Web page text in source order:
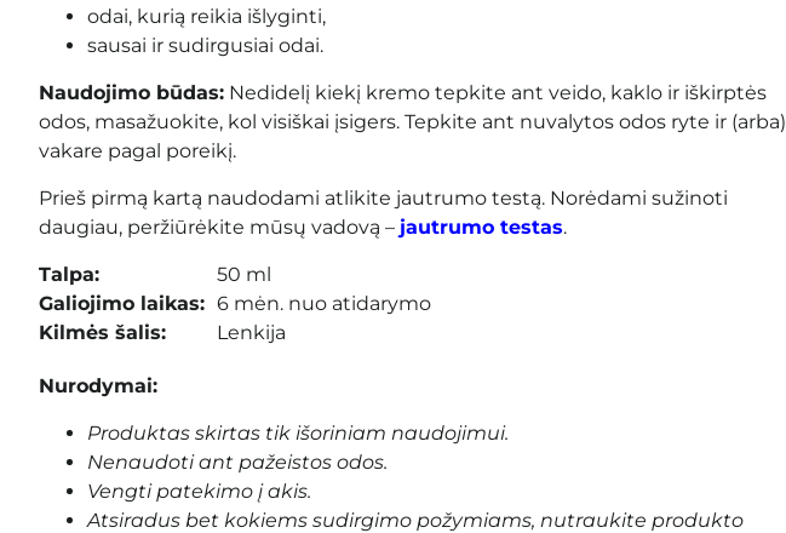
odai, kurią reikia išlyginti,
sausai ir sudirgusiai odai.
Naudojimo būdas: Nedidelį kiekį kremo tepkite ant veido, kaklo ir iškirptės
odos, masažuokite, kol visiškai įsigers. Tepkite ant nuvalytos odos ryte ir (arba)
vakare pagal poreikį.
Prieš pirmą kartą naudodami atlikite jautrumo testą. Norėdami sužinoti
daugiau, peržiūrėkite mūsų vadovą – jautrumo testas.
Talpa:
50 ml
Galiojimo laikas: 6 mėn. nuo atidarymo
Kilmės šalis:
Lenkija
Nurodymai:
Produktas skirtas tik išoriniam naudojimui.
Nenaudoti ant pažeistos odos.
Vengti patekimo į akis.
Atsiradus bet kokiems sudirgimo požymiams, nutraukite produkto